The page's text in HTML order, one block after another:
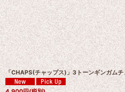
並び順 :
「CHAPS(チャップス)」3トーンギンガム